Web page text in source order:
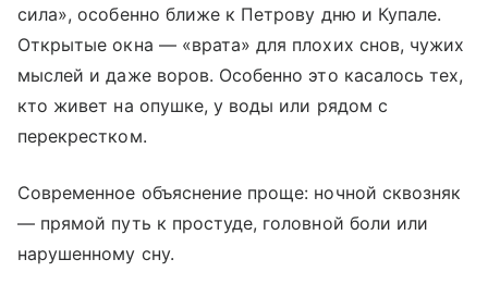
сила», особенно ближе к Петрову дню и Купале.
Открытые окна — «врата» для плохих снов, чужих
мыслей и даже воров. Особенно это касалось тех,
кто живет на опушке, у воды или рядом с
перекрестком.
Современное объяснение проще: ночной сквозняк
— прямой путь к простуде, головной боли или
нарушенному сну.